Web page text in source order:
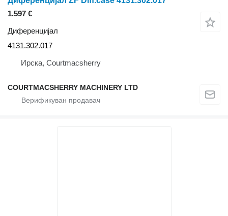
1.597 €
Диференцијал
4131.302.017
Ирска, Courtmacsherry
COURTMACSHERRY MACHINERY LTD